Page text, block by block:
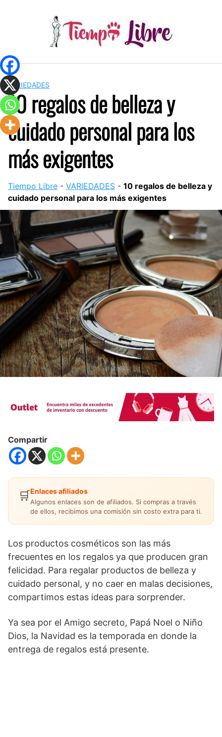
VARIEDADES
10 regalos de belleza y
cuidado personal para los
más exigentes
Tiempo Libre - VARIEDADES - 10 regalos de belleza y
cuidado personal para los más exigentes
Compartir
🛒Enlaces afiliados
Algunos enlaces son de afiliados. Si compras a través
de ellos, recibimos una comisión sin costo extra para ti.
Los productos cosméticos son las más
frecuentes en los regalos ya que producen gran
felicidad. Para regalar productos de belleza y
cuidado personal, y no caer en malas decisiones,
compartimos estas ideas para sorprender.
Ya sea por el Amigo secreto, Papá Noel o Niño
Dios, la Navidad es la temporada en donde la
entrega de regalos está presente.